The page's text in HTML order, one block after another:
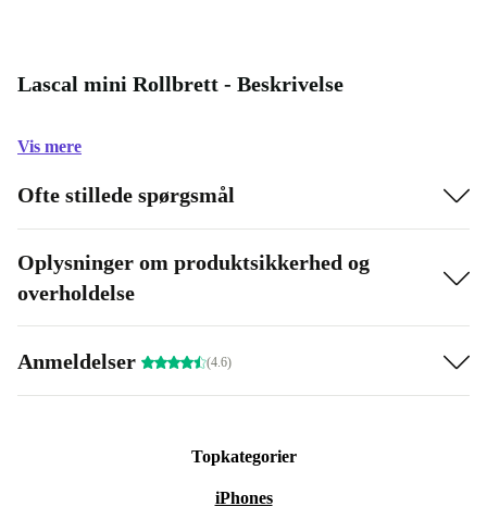
Lascal mini Rollbrett - Beskrivelse
Vis mere
Ofte stillede spørgsmål
Oplysninger om produktsikkerhed og
overholdelse
Anmeldelser (4.6)
Topkategorier
iPhones